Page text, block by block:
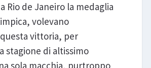
Rio de Janeiro la medaglia
volevano
vittoria, per
stagione di altissimo